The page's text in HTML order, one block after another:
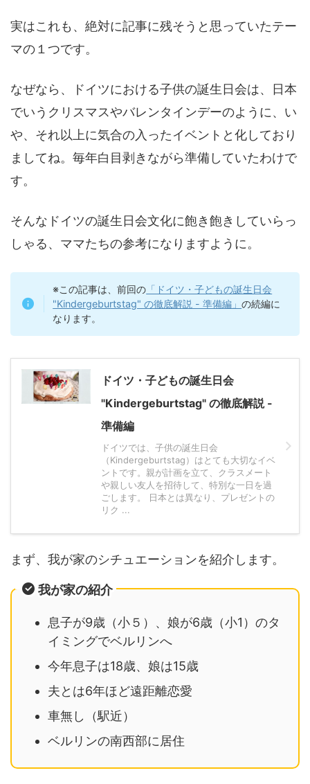
実はこれも、絶対に記事に残そうと思っていたテー
マの１つです。
なぜなら、ドイツにおける子供の誕生日会は、日本
でいうクリスマスやバレンタインデーのように、い
や、それ以上に気合の入ったイベントと化しており
ましてね。毎年白目剥きながら準備していたわけで
す。
そんなドイツの誕生日会文化に飽き飽きしていらっ
しゃる、ママたちの参考になりますように。
※この記事は、前回の 「ドイツ・子どもの誕生日会
"Kindergeburtstag" の徹底解説 - 準備編」の続編に
なります。
ドイツ・子どもの誕生日会
"Kindergeburtstag" の徹底解説 -
準備編
ドイツでは、子供の誕生日会
（Kindergeburtstag）はとても大切なイベ
ントです。親が計画を立て、クラスメート
や親しい友人を招待して、特別な一日を過
ごします。 日本とは異なり、プレゼントの
リク ...
まず、我が家のシチュエーションを紹介します。
我が家の紹介
息子が9歳（小５）、娘が6歳（小1）のタ
イミングでベルリンへ
今年息子は18歳、娘は15歳
夫とは6年ほど遠距離恋愛
車無し（駅近）
ベルリンの南西部に居住